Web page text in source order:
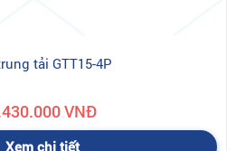
làm việc với mình theo thông tin
thỏa thuận chuyển sang mặt hàng
Khi giao hàng quý khách có thể
phải là hàng mình đặt không, có làm
Nếu kiểm tra hàng đó bị lỗi do
tải GTT15-4P
VNĐ
Xem chi tiết